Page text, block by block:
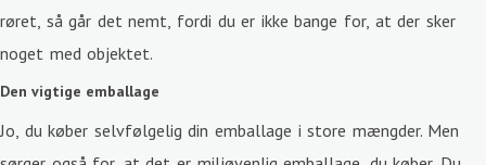
røret, så går det nemt, fordi du er ikke bange for, at der sker
noget med objektet.
Den vigtige emballage
Jo, du køber selvfølgelig din emballage i store mængder. Men